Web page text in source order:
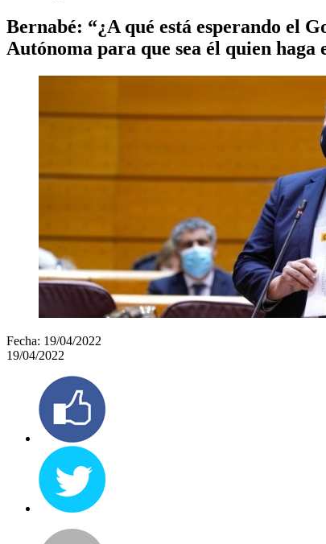
Bernabé: “¿A qué está esperando el
Autónoma para que sea él quien haga
Fecha: 19/04/2022
19/04/2022